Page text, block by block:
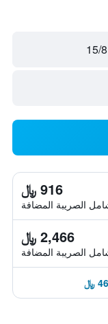
916 ﷼
الصريبة المضافة
2,466 ﷼
الصريبة المضافة